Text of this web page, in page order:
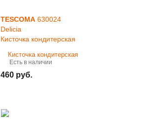
TESCOMA 630024
Delicia
Кисточка кондитерская
Есть в наличии
460 руб.